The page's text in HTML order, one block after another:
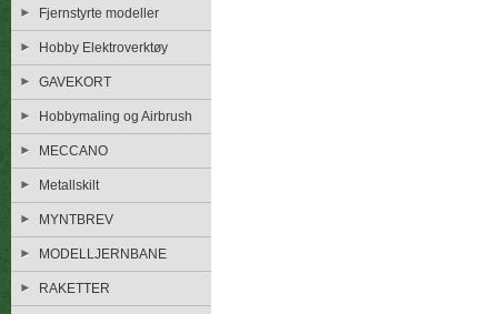
Fjernstyrte modeller
Hobby Elektroverktøy
GAVEKORT
Hobbymaling og Airbrush
MECCANO
Metallskilt
MYNTBREV
MODELLJERNBANE
RAKETTER